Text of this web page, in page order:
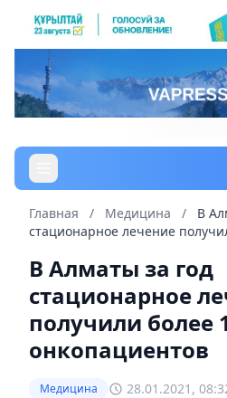
Главная / Медицина /
В
стационарное лечение
В Алматы за год
стационарное
получили более
онкопациентов
Медицина 28.01.2021,